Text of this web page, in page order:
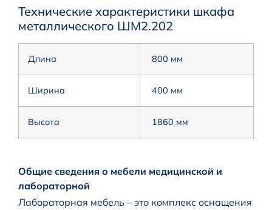
Технические характеристики шкафа
металлического ШМ2.202
Длина 800 мм
Ширина 400 мм
Высота 1860 мм
Общие сведения о мебели медицинской и
лабораторной
Лабораторная мебель – это комплекс оснащения